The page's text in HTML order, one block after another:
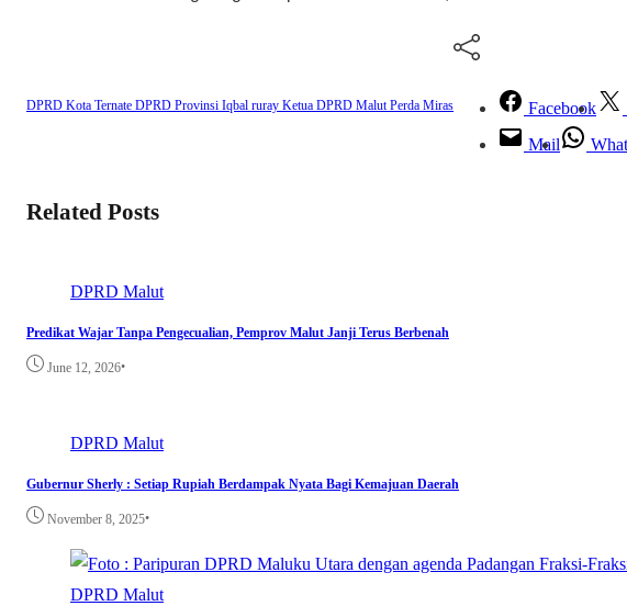
DPRD Kota Ternate DPRD Provinsi Iqbal ruray Ketua DPRD MalutPerda Miras Facebook
Mail
Related Posts
DPRD Malut
Predikat Wajar Tanpa Pengecualian, Pemprov Malut Janji Terus Berbenah
June 12, 2026•
DPRD Malut
Gubernur Sherly : Setiap Rupiah Berdampak Nyata Bagi Kemajuan Daerah
November 8, 2025•
DPRD Malut